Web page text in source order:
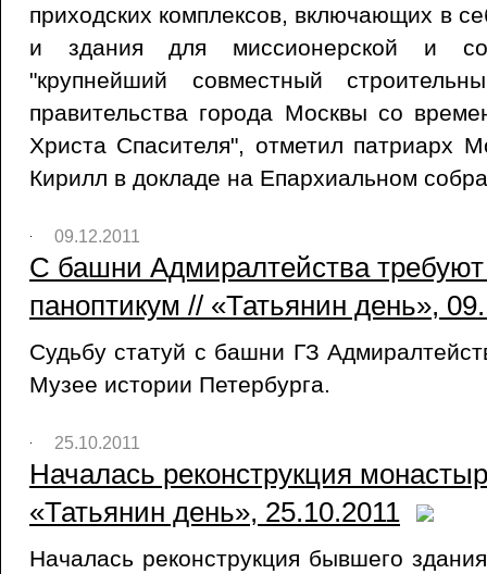
приходских комплексов, включающих в
и здания для миссионерской и
"крупнейший совместный
правительства города Москвы со
Христа Спасителя", отметил патриарх
Кирилл в докладе на Епархиальном
09.12.2011
C башни Адмиралтейства требуют
паноптикум // «Татьянин день»,
Судьбу статуй с башни ГЗ
Музее истории Петербурга.
25.10.2011
Началась реконструкция
«Татьянин день», 25.10.2011
Началась реконструкция бывшего